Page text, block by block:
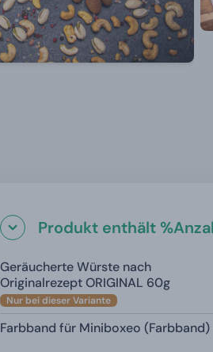
Produkt enthält
Geräucherte Würste nach
Originalrezept ORIGINAL 60g
Nur bei dieser Variante
Farbband für Miniboxeo